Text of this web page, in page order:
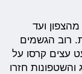
ועד
רוב הגשמים
עצים קרסו על
והשטפונות חזרו